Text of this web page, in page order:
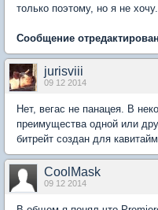
только поэтому, но я не хочу.
Сообщение
jurisviii
09 12 2014
Нет, вегас не панацея. В
преимущества одной или
битрейт создан для
CoolMask
09 12 2014